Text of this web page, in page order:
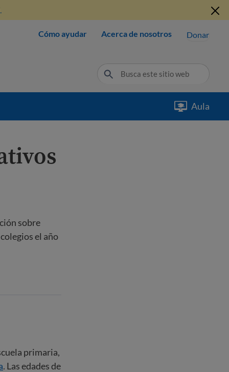
Cómo ayudar Acerca de nosotros Donar
Aula
sobre
el año
primaria,
. Las edades de